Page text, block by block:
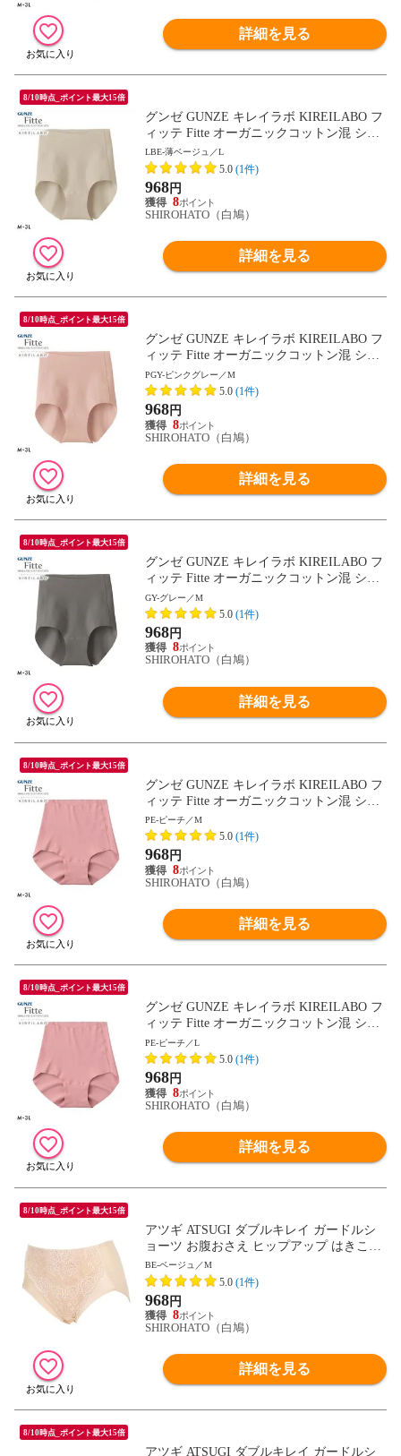
詳細を見る
8/10時点_ポイント最大15倍
グンゼ GUNZE キレイラボ KIREILABO フ
ィッテ Fitte オーガニックコットン混 ショ
ーツ レギュラー 単品 ヘム カットオフ
LBE-薄ベージュ／L
5.0 (1件)
968円
8
SHIROHATO（白鳩）
詳細を見る
8/10時点_ポイント最大15倍
グンゼ GUNZE キレイラボ KIREILABO フ
ィッテ Fitte オーガニックコットン混 ショ
ーツ レギュラー 単品 ヘム カットオフ
PGY-ピンクグレー／M
5.0 (1件)
968円
8
SHIROHATO（白鳩）
詳細を見る
8/10時点_ポイント最大15倍
グンゼ GUNZE キレイラボ KIREILABO フ
ィッテ Fitte オーガニックコットン混 ショ
ーツ レギュラー 単品 ヘム カットオフ
GY-グレー／M
5.0 (1件)
968円
8
SHIROHATO（白鳩）
詳細を見る
8/10時点_ポイント最大15倍
グンゼ GUNZE キレイラボ KIREILABO フ
ィッテ Fitte オーガニックコットン混 ショ
ーツ レギュラー 単品 ヘム カットオフ
PE-ピーチ／M
5.0 (1件)
968円
8
SHIROHATO（白鳩）
詳細を見る
8/10時点_ポイント最大15倍
グンゼ GUNZE キレイラボ KIREILABO フ
ィッテ Fitte オーガニックコットン混 ショ
ーツ レギュラー 単品 ヘム カットオフ
PE-ピーチ／L
5.0 (1件)
968円
8
SHIROHATO（白鳩）
詳細を見る
8/10時点_ポイント最大15倍
アツギ ATSUGI ダブルキレイ ガードルシ
ョーツ お腹おさえ ヒップアップ はきこみ
深め 足ぐり折返し 単品
BE-ベージュ／M
5.0 (1件)
968円
8
SHIROHATO（白鳩）
詳細を見る
8/10時点_ポイント最大15倍
アツギ ATSUGI ダブルキレイ ガードルシ